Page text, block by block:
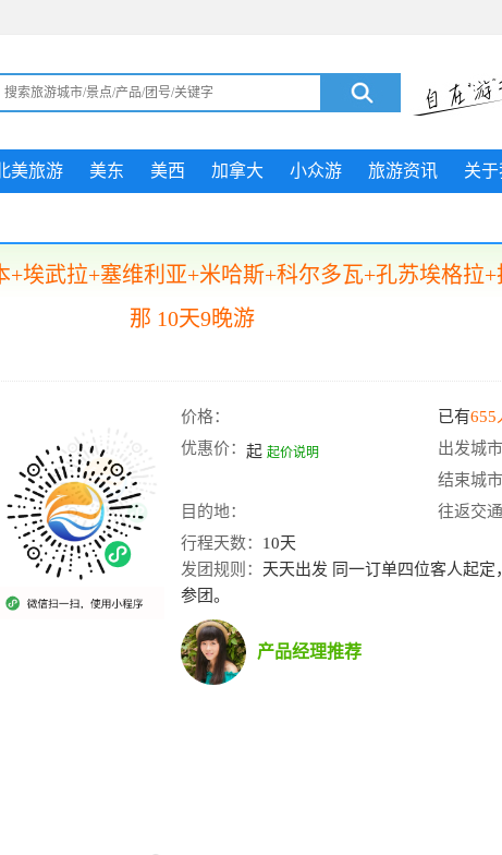
美旅游 美东 美西 加拿大 小众游 旅游资讯 关于
埃武拉+塞维利亚+米哈斯+科尔多瓦+孔苏埃格拉
那 10天9晚游
价格： 已有655
优惠价： 起 起价说明
出发城市
结束城市
目的地：
往返交通
行程天数： 10天
发团规则： 天天出发 同一订单四位客人起
参团。
产品经理推荐